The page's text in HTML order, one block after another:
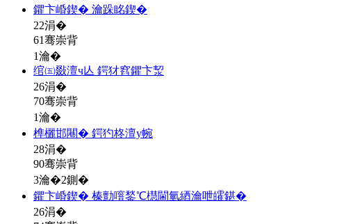
鑺卞崏鍥� 瀹跺眳鍥�
22涓�
61骞崇背
1瀹�
绾㈤敠澶ч亾 鍔犲窞鑺卞洯
26涓�
70骞崇背
1瀹�
榫欐邯闀� 鍔犳柊澶у帵
28涓�
90骞崇背
3瀹�2鍘�
鑺卞崏鍥� 榛勯噾鍫℃櫘閫氫綇瀹呭皬鍖�
26涓�